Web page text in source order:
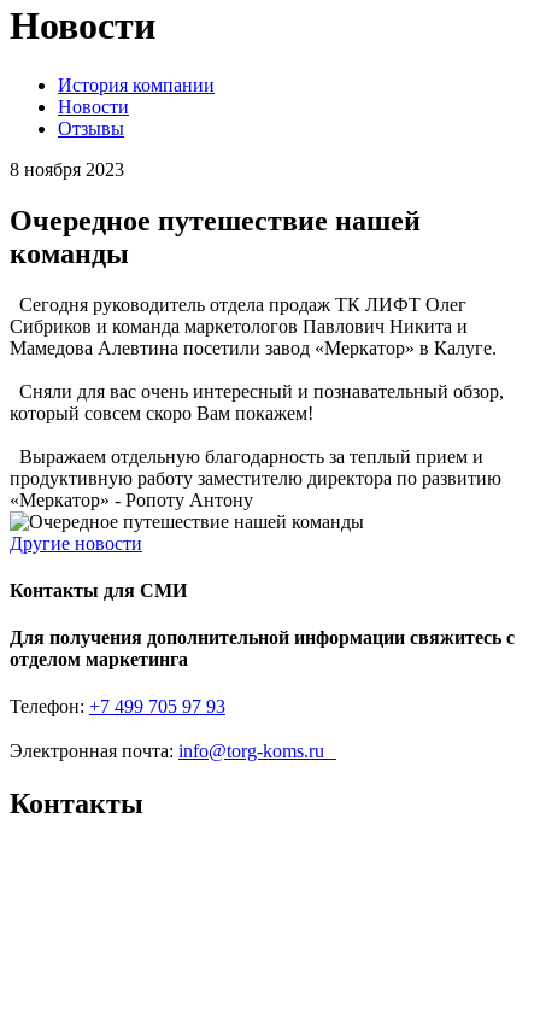
Новости
История компании
Новости
Отзывы
8 ноября 2023
Очередное путешествие нашей
команды
Сегодня руководитель отдела продаж ТК ЛИФТ Олег
Сибриков и команда маркетологов Павлович Никита и
Мамедова Алевтина посетили завод «Меркатор» в Калуге.
Сняли для вас очень интересный и познавательный обзор,
который совсем скоро Вам покажем!
Выражаем отдельную благодарность за теплый прием и
продуктивную работу заместителю директора по развитию
«Меркатор» - Ропоту Антону
Другие новости
Контакты для СМИ
Для получения дополнительной информации свяжитесь с
отделом маркетинга
Телефон: +7 499 705 97 93
Электронная почта: info@torg-koms.ru
Контакты